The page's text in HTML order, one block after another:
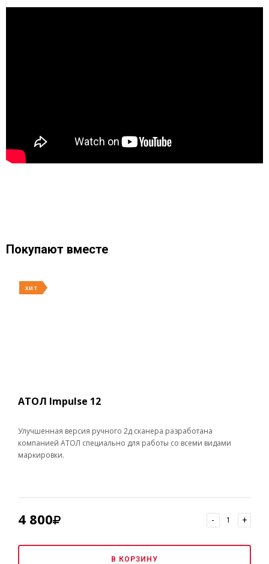
Покупают вместе
ХИТ
АТОЛ Impulse 12
Улучшенная версия ручного 2д сканера разработана
компанией АТОЛ специально для работы со всеми видами
маркировки.
4 800 - +
В КОРЗИНУ